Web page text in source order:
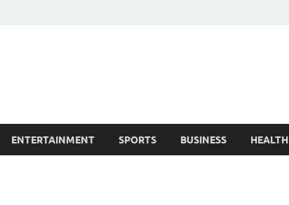
ENTERTAINMENT SPORTS BUSINESS HEALTH